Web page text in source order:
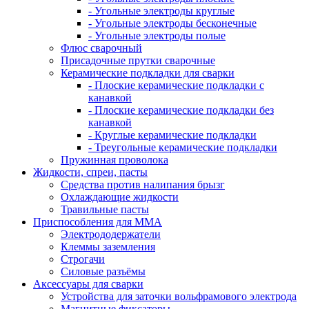
- Угольные электроды круглые
- Угольные электроды бесконечные
- Угольные электроды полые
Флюс сварочный
Присадочные прутки сварочные
Керамические подкладки для сварки
- Плоские керамические подкладки с
канавкой
- Плоские керамические подкладки без
канавкой
- Круглые керамические подкладки
- Треугольные керамические подкладки
Пружинная проволока
Жидкости, спреи, пасты
Средства против налипания брызг
Охлаждающие жидкости
Травильные пасты
Приспособления для ММА
Электрододержатели
Клеммы заземления
Строгачи
Силовые разъёмы
Аксессуары для сварки
Устройства для заточки вольфрамового электрода